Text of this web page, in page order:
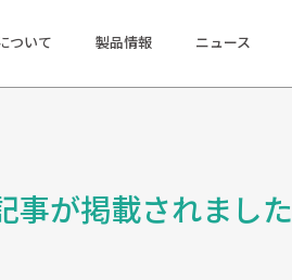
ついて 製品情報 ニュース
事が掲載されました